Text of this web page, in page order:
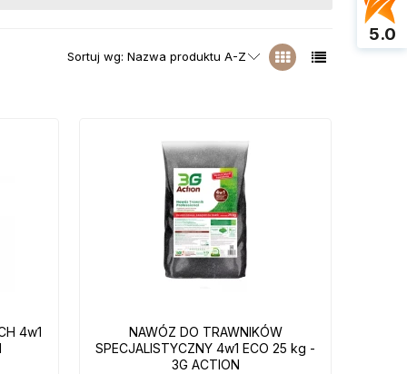
Sortuj wg: Nazwa produktu A-Z
4w1
NAWÓZ DO TRAWNIKÓW
SPECJALISTYCZNY 4w1 ECO 25 kg -
3G ACTION
5.0